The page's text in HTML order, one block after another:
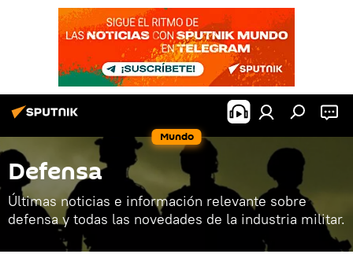
Mundo
Defensa
Últimas noticias e información relevante sobre
defensa y todas las novedades de la industria militar.